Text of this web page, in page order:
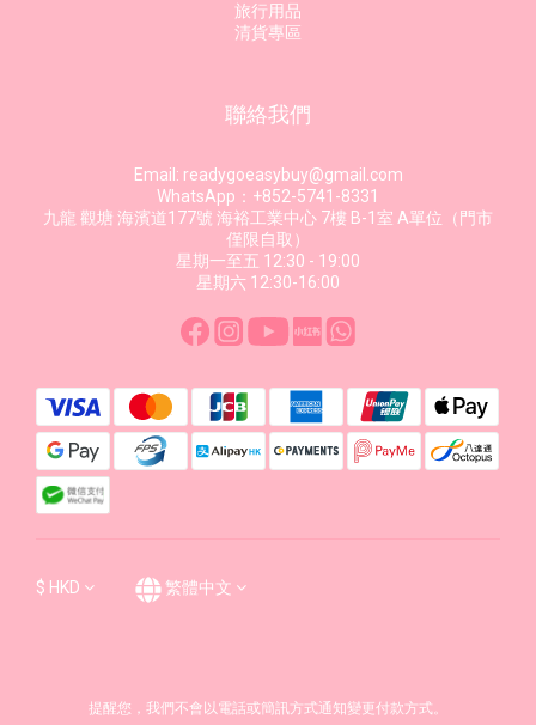
旅行用品
清貨專區
聯絡我們
Email: readygoeasybuy@gmail.com
WhatsApp：+852-5741-8331
九龍 觀塘 海濱道177號 海裕工業中心 7樓 B-1室 A單位（門市
僅限自取）
星期一至五 12:30 - 19:00
星期六 12:30-16:00
$ HKD 繁體中文
提醒您，我們不會以電話或簡訊方式通知變更付款方式。